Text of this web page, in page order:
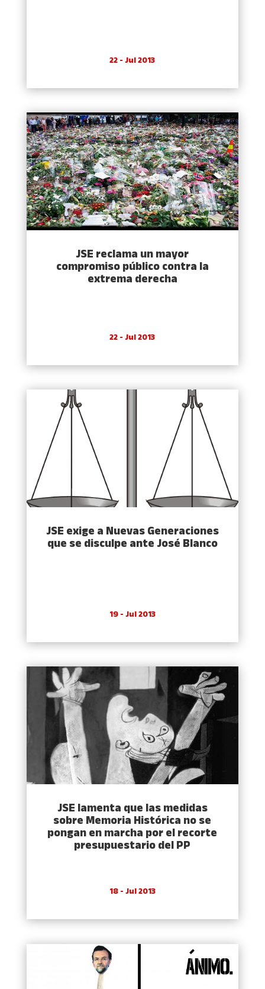
22 - Jul 2013
JSE reclama un mayor
compromiso público contra la
extrema derecha
22 - Jul 2013
JSE exige a Nuevas Generaciones
que se disculpe ante José Blanco
19 - Jul 2013
JSE lamenta que las medidas
sobre Memoria Histórica no se
pongan en marcha por el recorte
presupuestario del PP
18 - Jul 2013